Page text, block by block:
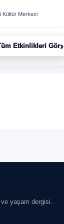
Kültür Merkezi
Etkinlikleri Gör›
ve yaşam dergisi.